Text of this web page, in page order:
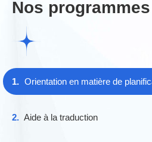
Nos programmes
1. Orientation en matière de
2. Aide à la traduction